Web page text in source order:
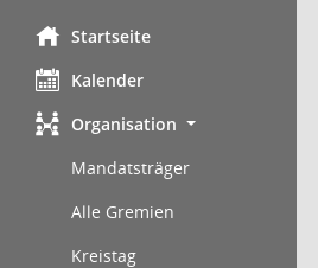
Startseite
Kalender
Organisation
Mandatsträger
Alle Gremien
Kreistag